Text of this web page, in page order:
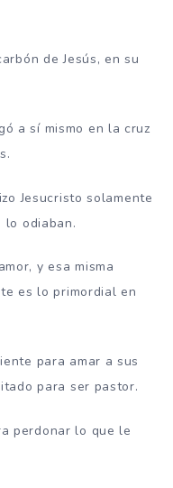
de Jesús, en su
a sí mismo en la cruz
Jesucristo solamente
lo odiaban.
y esa misma
es lo primordial en
para amar a sus
para ser pastor.
perdonar lo que le